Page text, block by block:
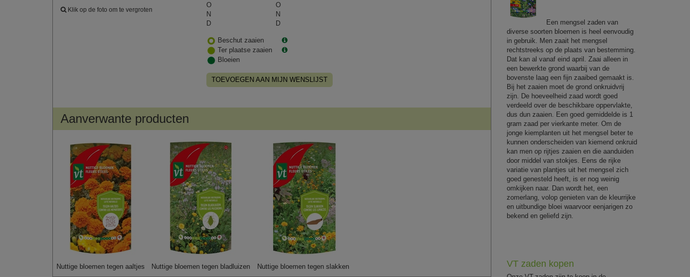
Klik op de foto om te vergroten
O
O
N
N
D
D
Beschut zaaien
Ter plaatse zaaien
Bloeien
TOEVOEGEN AAN MIJN WENSLIJST
Aanverwante producten
Nuttige bloemen tegen aaltjes Nuttige bloemen tegen bladluizen Nuttige bloemen tegen slakken
Een mengsel zaden van
diverse soorten bloemen is heel eenvoudig
in gebruik. Men zaait het mengsel
rechtstreeks op de plaats van bestemming.
Dat kan al vanaf eind april. Zaai alleen in
een bewerkte grond waarbij van de
bovenste laag een fijn zaaibed gemaakt is.
Bij het zaaien moet de grond onkruidvrij
zijn. De hoeveelheid zaad wordt goed
verdeeld over de beschikbare oppervlakte,
dus dun zaaien. Een goed gemiddelde is 1
gram zaad per vierkante meter. Om de
jonge kiemplanten uit het mengsel beter te
kunnen onderscheiden van kiemend onkruid
kan men op rijtjes zaaien en die aanduiden
door middel van stokjes. Eens de rijke
variatie van plantjes uit het mengsel zich
goed genesteld heeft, is er nog weinig
omkijken naar. Dan wordt het, een
zomerlang, volop genieten van de kleurrijke
en uitbundige bloei waarvoor eenjarigen zo
bekend en geliefd zijn.
VT zaden kopen